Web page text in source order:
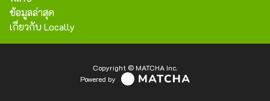
ข้อมูลล่าสุด
เกี่ยวกับ Locally
Copyright © MATCHA Inc.
Powered by